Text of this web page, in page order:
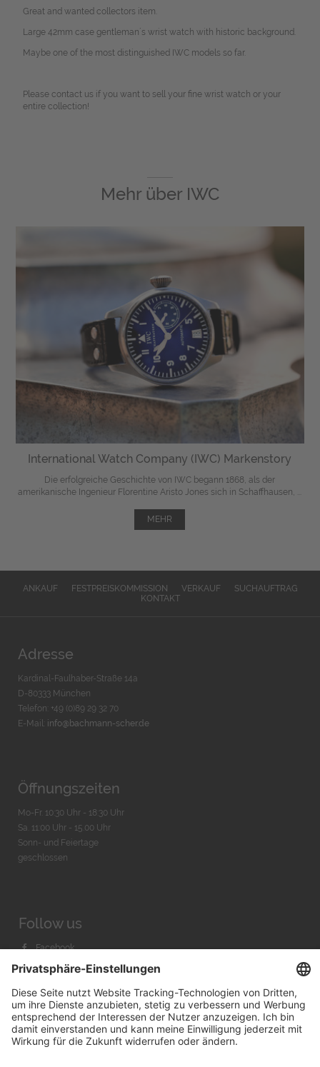
Great and wanted collectors item.
Large 42mm case gentleman´s wrist watch with historic background.
Maybe one of the most distinguished IWC models so far.
Please contact us if you want to sell your fine wrist watch or your
entire collection!
Mehr über IWC
International Watch Company (IWC) Markenstory
Die erfolgreiche Geschichte von IWC begann 1868, als der
amerikanische Ingenieur Florentine Aristo Jones sich in Schaffhausen, ...
MEHR
ANKAUF FESTPREISKOMMISSION VERKAUF
SUCHAUFTRAG
KONTAKT
Adresse
Kardinal-Faulhaber-Straße 14a
D-80333 München
Telefon: +49 (0)89 29 32 70
E-Mail: info@bachmann-scher.de
Öffnungszeiten
Mo-Fr. 10:30 Uhr - 18:30 Uhr
Sa. 11:00 Uhr - 15.00 Uhr
Sonn- und Feiertage
geschlossen
Follow us
Facebook
Instagram
Youtube